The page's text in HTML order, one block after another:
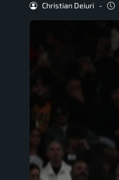
Christian Deiuri -